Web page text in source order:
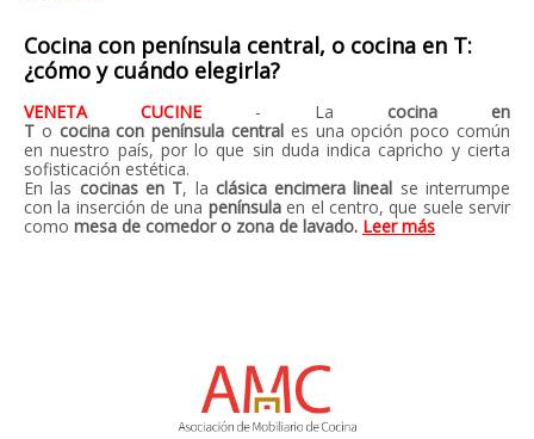
Cocina con península central, o cocina en T:
¿cómo y cuándo elegirla?
VENETA CUCINE - La cocina en
T o cocina con península central es una opción poco común
en nuestro país, por lo que sin duda indica capricho y cierta
sofisticación estética.
En las cocinas en T, la clásica encimera lineal se interrumpe
con la inserción de una penínsulaen el centro, que suele servir
como mesa de comedor o zona de lavado. Leer más